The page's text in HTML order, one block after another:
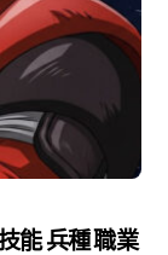
能 兵種 職業